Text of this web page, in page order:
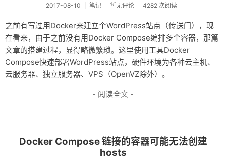
2017-08-10 笔记 暂无评论 4282 次阅读
之前有写过用Docker来建立个WordPress站点（传送门），现
在看来，由于之前没有用Docker Compose编排多个容器，那篇
文章的搭建过程，显得略微繁琐。这里使用工具Docker
Compose快速部署WordPress站点，硬件环境为各种云主机、
云服务器、独立服务器、VPS（OpenVZ除外）。
- 阅读全文 -
Docker Compose 链接的容器可能无法创建
hosts